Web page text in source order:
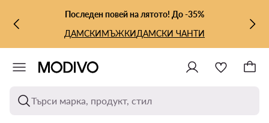
КЪМ ОСНОВНОТО СЪДЪРЖАНИЕ
КЪМ ТЪРСЕНЕПоследен повей на лятото! До -35%
ДАМСКИМЪЖКИДАМСКИ ЧАНТИ
Търси марка, продукт, стил